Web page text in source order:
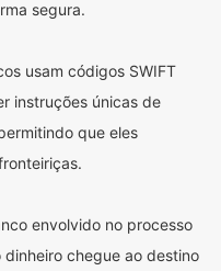
segura.
usam códigos SWIFT
instruções únicas de
que eles
envolvido no processo
chegue ao destino